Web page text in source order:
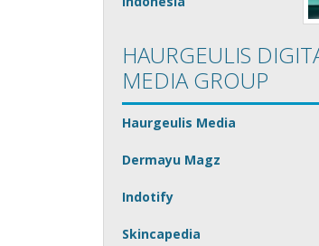
HAURGEULIS
MEDIA GROUP
Haurgeulis Media
Dermayu Magz
Indotify
Skincapedia